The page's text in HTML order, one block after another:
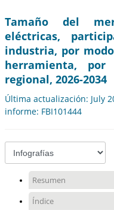
Tamaño del
eléctricas,
industria, por
herramienta,
regional, 2026-2034
Última actualización: July
informe: FBI101444
Resumen
Índice